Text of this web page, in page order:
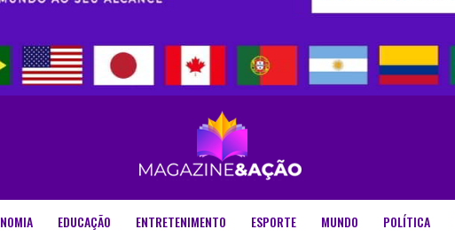
EDUCAÇÃO ENTRETENIMENTO ESPORTE MUNDO POLÍTICA